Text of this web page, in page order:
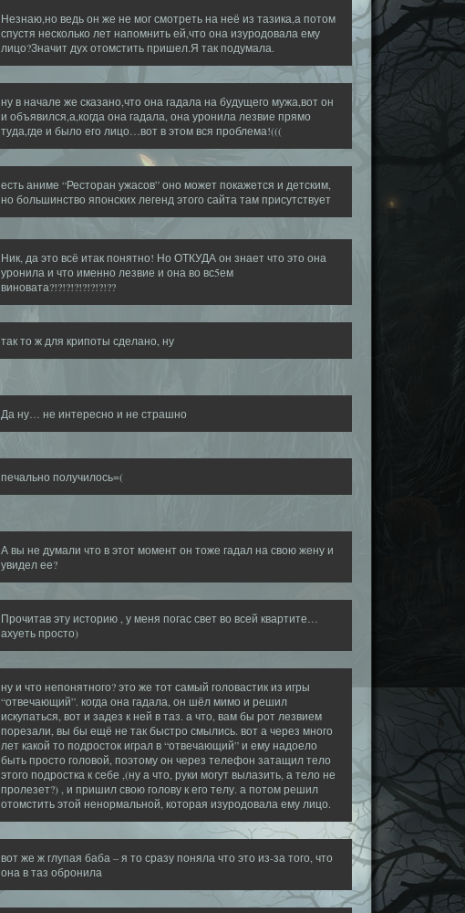
Незнаю,но ведь он же не мог смотреть на неё из тазика,а потом
спустя несколько лет напомнить ей,что она изуродовала ему
лицо?Значит дух отомстить пришел.Я так подумала.
ну в начале же сказано,что она гадала на будущего мужа,вот он
и объявился,а,когда она гадала, она уронила лезвие прямо
туда,где и было его лицо…вот в этом вся проблема!(((
есть аниме “Ресторан ужасов” оно может покажется и детским,
но большинство японских легенд этого сайта там присутствует
Ник, да это всё итак понятно! Но ОТКУДА он знает что это она
уронила и что именно лезвие и она во вс5ем
виновата?!?!?!?!?!?!?!??
так то ж для крипоты сделано, ну
Да ну… не интересно и не страшно
печально получилось=(
А вы не думали что в этот момент он тоже гадал на свою жену и
увидел ее?
Прочитав эту историю , у меня погас свет во всей квартите…
ахуеть просто)
ну и что непонятного? это же тот самый головастик из игры
“отвечающий”. когда она гадала, он шёл мимо и решил
искупаться, вот и задез к ней в таз. а что, вам бы рот лезвием
порезали, вы бы ещё не так быстро смылись. вот а через много
лет какой то подросток играл в “отвечающий” и ему надоело
быть просто головой, поэтому он через телефон затащил тело
этого подростка к себе ,(ну а что, руки могут вылазить, а тело не
пролезет?) , и пришил свою голову к его телу. а потом решил
отомстить этой ненормальной, которая изуродовала ему лицо.
вот же ж глупая баба – я то сразу поняла что это из-за того, что
она в таз обронила